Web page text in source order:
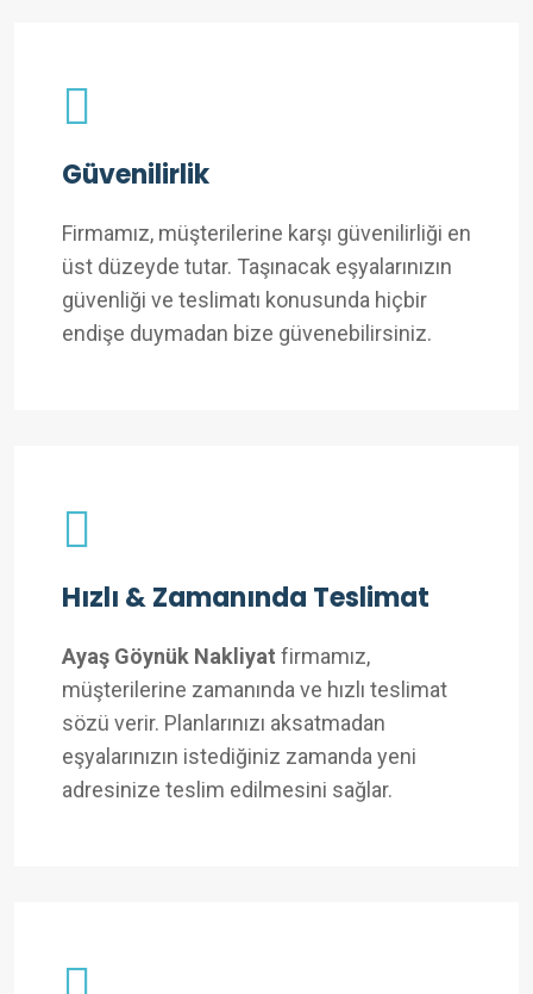
Güvenilirlik
Firmamız, müşterilerine karşı güvenilirliği en
üst düzeyde tutar. Taşınacak eşyalarınızın
güvenliği ve teslimatı konusunda hiçbir
endişe duymadan bize güvenebilirsiniz.
Hızlı & Zamanında Teslimat
Ayaş Göynük Nakliyat firmamız,
müşterilerine zamanında ve hızlı teslimat
sözü verir. Planlarınızı aksatmadan
eşyalarınızın istediğiniz zamanda yeni
adresinize teslim edilmesini sağlar.